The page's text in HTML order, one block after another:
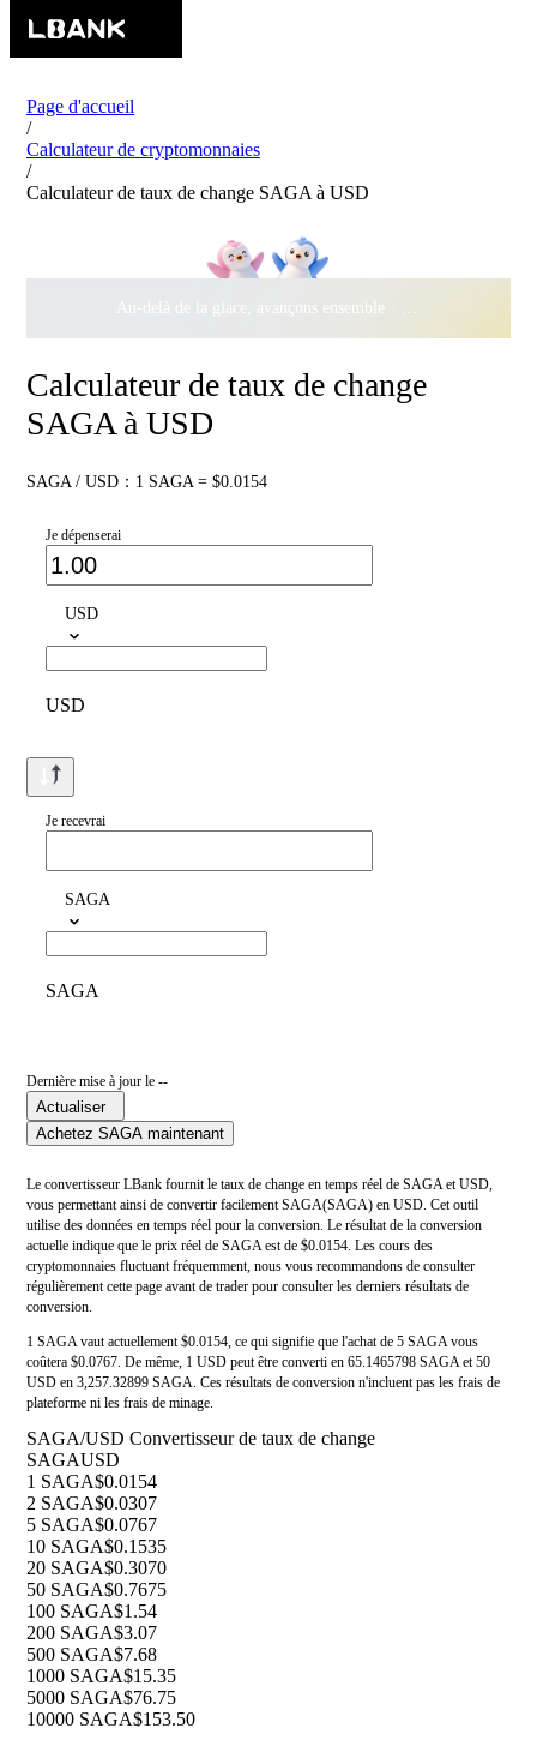
Page d'accueil
/
Calculateur de cryptomonnaies
/
Calculateur de taux de change SAGA à USD
Au-delà de la glace, avançons ensemble ·
500 000 $
Calculateur de taux de change
SAGA à USD
SAGA / USD：1 SAGA = $0.0154
Je dépenserai
USD
USD
Je recevrai
SAGA
SAGA
Dernière mise à jour le --
Actualiser
Achetez SAGA maintenant
Le convertisseur LBank fournit le taux de change en temps réel de SAGA et USD,
vous permettant ainsi de convertir facilement SAGA(SAGA) en USD. Cet outil
utilise des données en temps réel pour la conversion. Le résultat de la conversion
actuelle indique que le prix réel de SAGA est de $0.0154. Les cours des
cryptomonnaies fluctuant fréquemment, nous vous recommandons de consulter
régulièrement cette page avant de trader pour consulter les derniers résultats de
conversion.
1 SAGA vaut actuellement $0.0154, ce qui signifie que l'achat de 5 SAGA vous
coûtera $0.0767. De même, 1 USD peut être converti en 65.1465798 SAGA et 50
USD en 3,257.32899 SAGA. Ces résultats de conversion n'incluent pas les frais de
plateforme ni les frais de minage.
SAGA/USD Convertisseur de taux de change
SAGAUSD
1 SAGA$0.0154
2 SAGA$0.0307
5 SAGA$0.0767
10 SAGA$0.1535
20 SAGA$0.3070
50 SAGA$0.7675
100 SAGA$1.54
200 SAGA$3.07
500 SAGA$7.68
1000 SAGA$15.35
5000 SAGA$76.75
10000 SAGA$153.50